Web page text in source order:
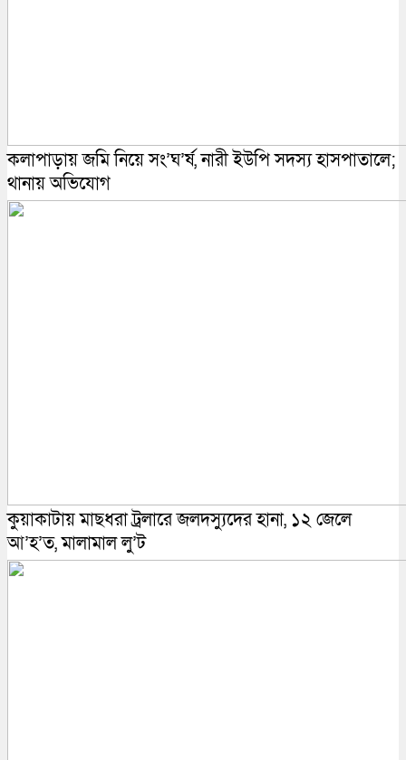
কলাপাড়ায় জমি নিয়ে সং’ঘ’র্ষ, নারী ইউপি সদস্য হাসপাতালে;
থানায় অভিযোগ
কুয়াকাটায় মাছধরা ট্রলারে জলদস্যুদের হানা, ১২ জেলে
আ’হ’ত, মালামাল লু’ট